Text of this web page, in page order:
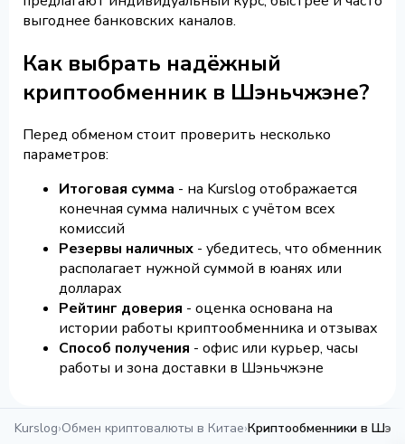
выгоднее банковских каналов.
Как выбрать надёжный
криптообменник в Шэньчжэне?
Перед обменом стоит проверить несколько
параметров:
Итоговая сумма - на Kurslog отображается
конечная сумма наличных с учётом всех
комиссий
Резервы наличных - убедитесь, что обменник
располагает нужной суммой в юанях или
долларах
Рейтинг доверия - оценка основана на
истории работы криптообменника и отзывах
Способ получения - офис или курьер, часы
работы и зона доставки в Шэньчжэне
Kurslog›Обмен криптовалюты в Китае›Криптообменники в